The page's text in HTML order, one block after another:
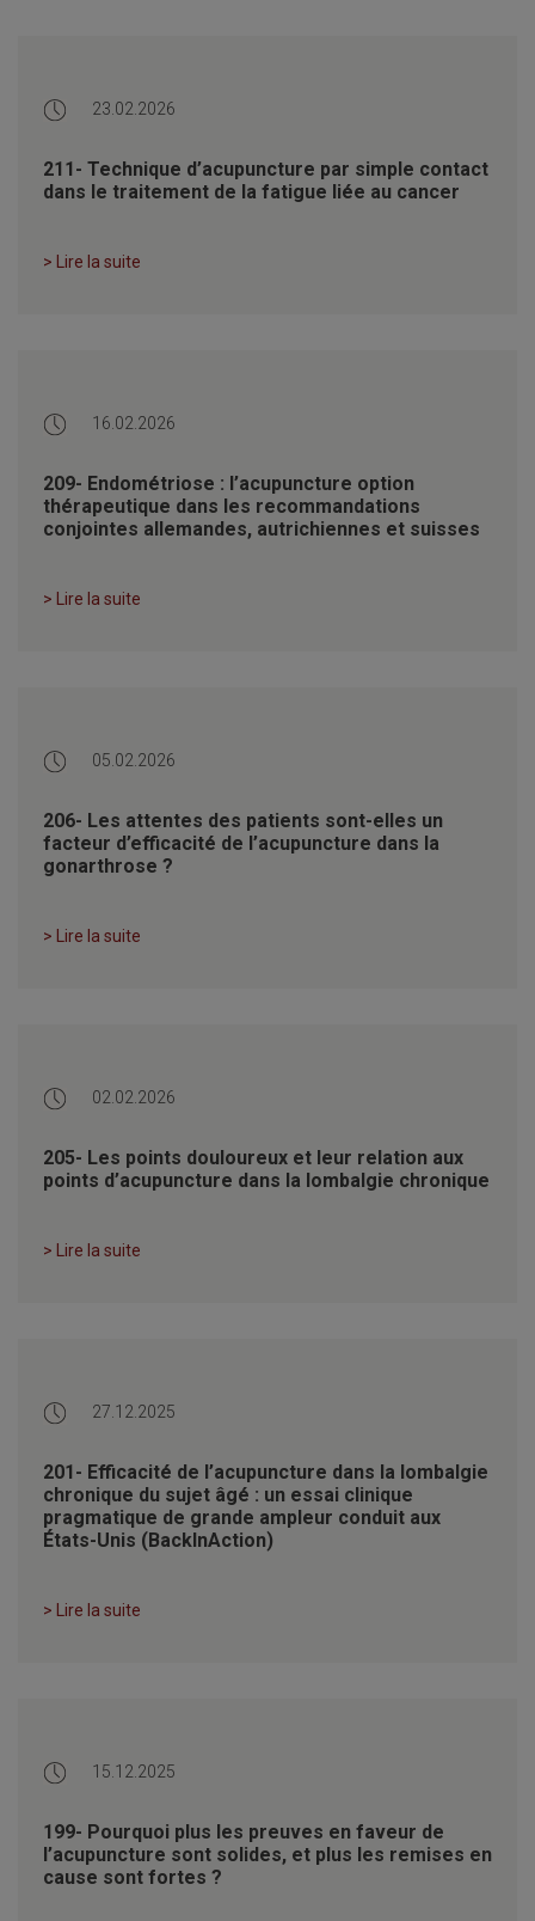
23.02.2026
211- Technique d’acupuncture par simple contact
dans le traitement de la fatigue liée au cancer
> Lire la suite
16.02.2026
209- Endométriose : l’acupuncture option
thérapeutique dans les recommandations
conjointes allemandes, autrichiennes et suisses
> Lire la suite
05.02.2026
206- Les attentes des patients sont-elles un
facteur d’efficacité de l’acupuncture dans la
gonarthrose ?
> Lire la suite
02.02.2026
205- Les points douloureux et leur relation aux
points d’acupuncture dans la lombalgie chronique
> Lire la suite
27.12.2025
201- Efficacité de l’acupuncture dans la lombalgie
chronique du sujet âgé : un essai clinique
pragmatique de grande ampleur conduit aux
États-Unis (BackInAction)
> Lire la suite
15.12.2025
199- Pourquoi plus les preuves en faveur de
l’acupuncture sont solides, et plus les remises en
cause sont fortes ?